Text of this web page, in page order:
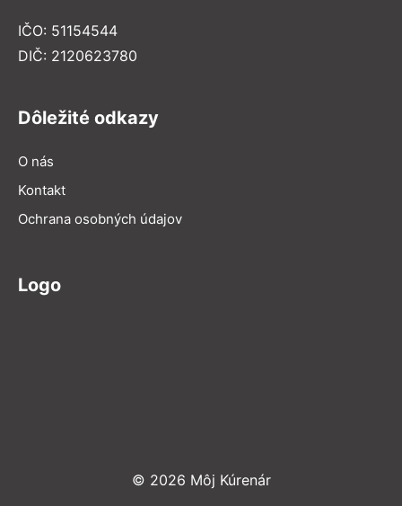
IČO: 51154544
DIČ: 2120623780
Dôležité odkazy
O nás
Kontakt
Ochrana osobných údajov
Logo
© 2026 Môj Kúrenár